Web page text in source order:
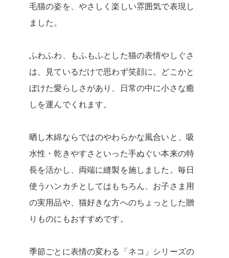
毛猫の姿を、やさしく楽しい雰囲気で表現し
ました。
ふわふわ、もふもふとした猫の表情やしぐさ
は、見ているだけで思わず笑顔に。どこかと
ぼけた愛らしさがあり、日常の中に小さな癒
しを運んでくれます。
晒し木綿ならではのやわらかな風合いと、吸
水性・乾きやすさといった手ぬぐい本来の特
長を活かし、両端に縫製を施しました。毎日
使うハンカチとしてはもちろん、お子さま用
の実用品や、猫好きな方へのちょっとした贈
りものにもおすすめです。
季節ごとに表情の変わる「ネコ」シリーズの